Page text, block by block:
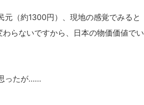
（約1300円）、現地の感覚でみると
らないですから、日本の物価価値でい